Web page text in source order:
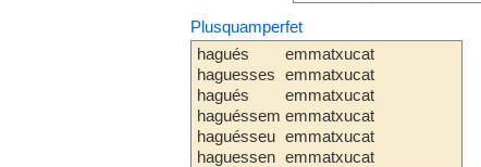
Plusquamperfet
hagués
haguesses
hagués
haguéssem
haguésseu
haguessen
emmatxucat
emmatxucat
emmatxucat
emmatxucat
emmatxucat
emmatxucat